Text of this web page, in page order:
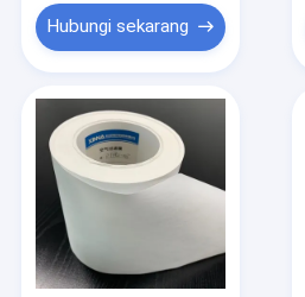
Hubungi sekarang